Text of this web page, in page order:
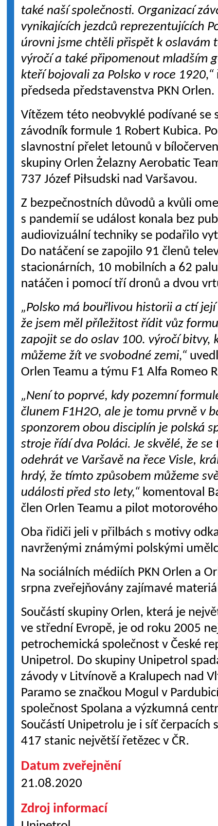
také naší společnosti. Organizací
vynikajících jezdců reprezentujících
úrovni jsme chtěli přispět k oslavám
výročí a také připomenout mladším
kteří bojovali za Polsko v roce 1920,“
předseda představenstva PKN Orlen.
Vítězem této neobvyklé podívané se
závodník formule 1 Robert Kubica.
slavnostní přelet letounů v
skupiny Orlen Żelazny Aerobatic
737 Józef Piłsudski nad Varšavou.
Z bezpečnostních důvodů a kvůli
s pandemií se událost konala bez
audiovizuální techniky se podařilo
Do natáčení se zapojilo 91 členů
stacionárních, 10 mobilních a 62
natáčen i pomocí tří dronů a dvou
„Polsko má bouřlivou historii a ctí
že jsem měl příležitost řídit vůz
zapojit se do oslav 100. výročí bitvy,
můžeme žít ve svobodné zemi,“
Orlen Teamu a týmu F1 Alfa Romeo
„Není to poprvé, kdy pozemní
člunem F1H2O, ale je tomu prvně v
sponzorem obou disciplín je polská
stroje řídí dva Poláci. Je skvělé, že
odehrát ve Varšavě na řece Visle,
hrdý, že tímto způsobem můžeme
události před sto lety,“ komentoval
člen Orlen Teamu a pilot
Oba řidiči jeli v přilbách s motivy
navrženými známými polskými
Na sociálních médiích PKN Orlen a
srpna zveřejňovány zajímavé
Součástí skupiny Orlen, která je
ve střední Evropě, je od roku 2005
petrochemická společnost v České
Unipetrol. Do skupiny Unipetrol
závody v Litvínově a Kralupech nad
Paramo se značkou Mogul v
společnost Spolana a výzkumná
Součástí Unipetrolu je i síť čerpacích
417 stanic největší řetězec v ČR.
Datum zveřejnění
21.08.2020
Zdroj informací